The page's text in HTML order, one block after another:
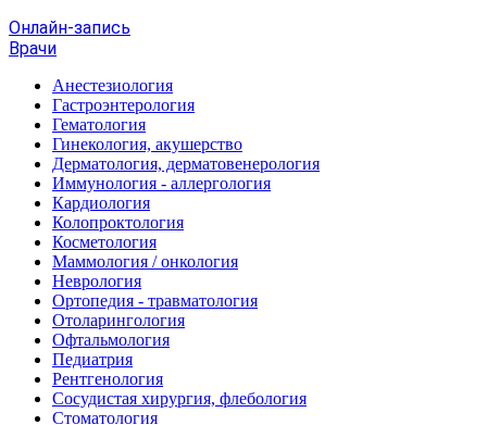
Онлайн-запись
Врачи
Анестезиология
Гастроэнтерология
Гематология
Гинекология, акушерство
Дерматология, дерматовенерология
Иммунология - аллергология
Кардиология
Колопроктология
Косметология
Маммология / онкология
Неврология
Ортопедия - травматология
Отоларингология
Офтальмология
Педиатрия
Рентгенология
Сосудистая хирургия, флебология
Стоматология